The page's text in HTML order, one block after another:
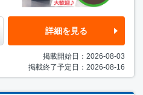
詳細を見る
掲載開始日：2026-08-03
掲載終了予定日：2026-08-16